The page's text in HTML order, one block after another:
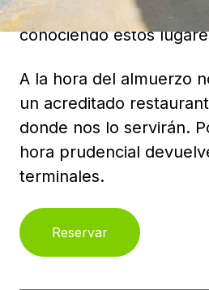
Fontclara. Pasaremos
conociendo estos
A la hora del almuerzo
un acreditado
donde nos lo servirán.
hora prudencial
terminales.
Reservar